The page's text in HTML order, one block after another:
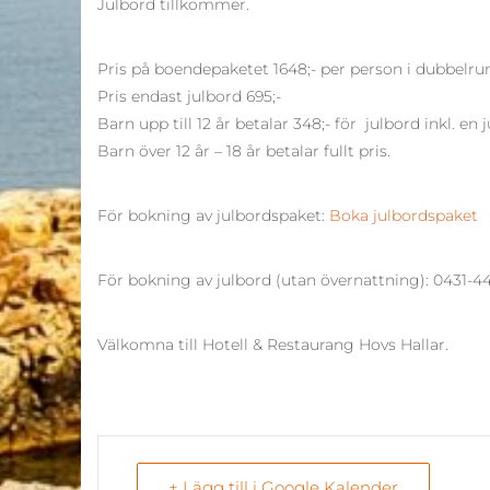
Julbord tillkommer.
Pris på boendepaketet 1648;- per person i
Pris endast julbord 695;-
Barn upp till 12 år betalar 348;- för julbord inkl. en
Barn över 12 år – 18 år betalar fullt pris.
För bokning av julbordspaket: Boka julbordspaket
För bokning av julbord (utan övernattning): 0431-
Välkomna till Hotell & Restaurang Hovs Hallar.